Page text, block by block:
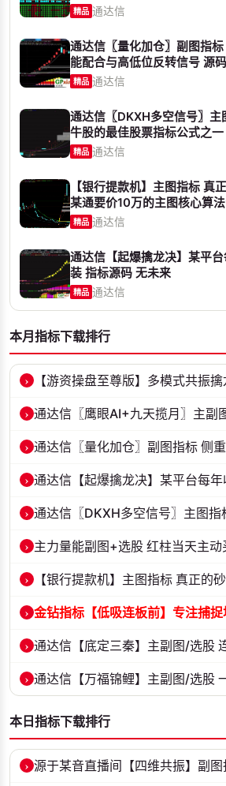
精品 通达信
通达信〖量化加仓〗副图指
能配合与高低位反转信号 源
精品 通达信
通达信〖DKXH多空信号〗主
牛股的最佳股票指标公式之一
精品 通达信
【银行提款机】主图指标 真
某通要价10万的主图核心算
精品 通达信
通达信【起爆擒龙决】某平
装 指标源码 无未来
精品 通达信
本月指标下载排行
›
›
›
›
›
›
›
›
›
›
本日指标下载排行
›